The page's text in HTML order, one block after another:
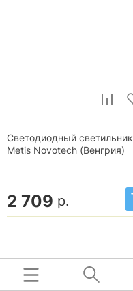
Светодиодный светильник
Metis Novotech (Венгрия)
2 709 р.